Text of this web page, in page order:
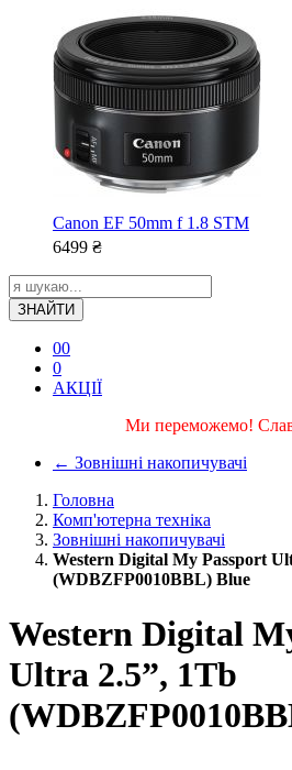
Canon EF 50mm f 1.8 STM
6499 ₴
ЗНАЙТИ
00
0
АКЦІЇ
Ми переможемо!
← Зовнішні накопичувачі
Головна
Комп'ютерна техніка
Зовнішні накопичувачі
Western Digital My Passport
(WDBZFP0010BBL) Blue
Western Digital
Ultra 2.5”, 1Tb